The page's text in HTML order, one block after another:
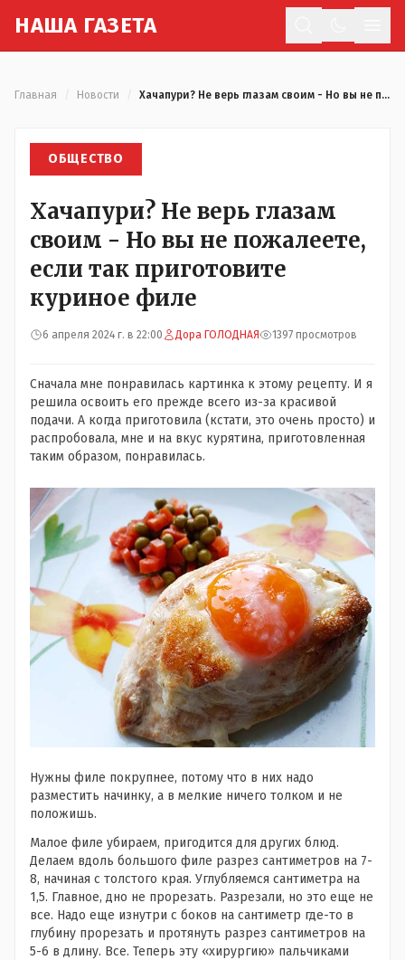
НАША ГАЗЕТА
Главная Новости Хачапури? Не верь глазам своим - Но вы не пожалеете, если так приготовите куриное филе
ОБЩЕСТВО
Хачапури? Не верь глазам
своим - Но вы не пожалеете,
если так приготовите
куриное филе
6 апреля 2024 г. в 22:00 Дора ГОЛОДНАЯ 1397 просмотров
Сначала мне понравилась картинка к этому рецепту. И я
решила освоить его прежде всего из-за красивой
подачи. А когда приготовила (кстати, это очень просто) и
распробовала, мне и на вкус курятина, приготовленная
таким образом, понравилась.
Нужны филе покрупнее, потому что в них надо
разместить начинку, а в мелкие ничего толком и не
положишь.
Малое филе убираем, пригодится для других блюд.
Делаем вдоль большого филе разрез сантиметров на 7-
8, начиная с толстого края. Углубляемся сантиметра на
1,5. Главное, дно не прорезать. Разрезали, но это еще не
все. Надо еще изнутри с боков на сантиметр где-то в
глубину прорезать и протянуть разрез сантиметров на
5-6 в длину. Все. Теперь эту «хирургию» пальчиками